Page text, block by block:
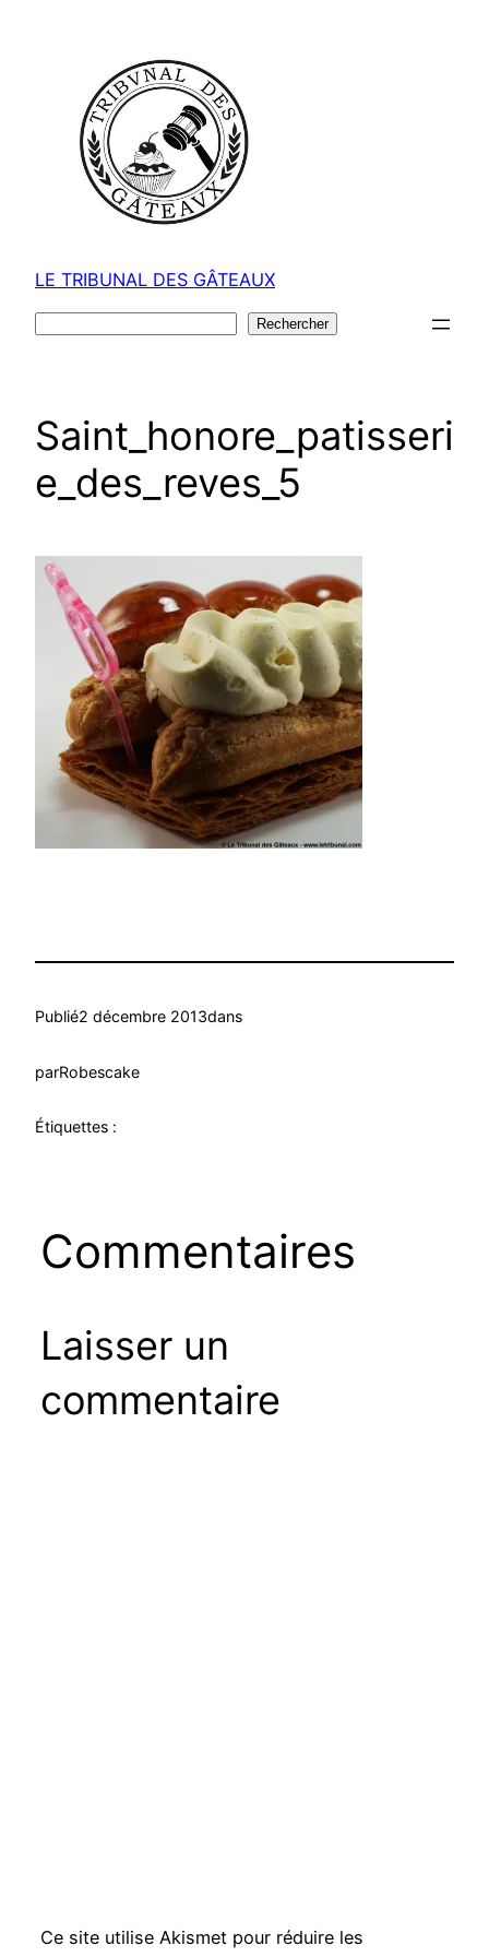
LE TRIBUNAL DES GÂTEAUX
Rechercher
Saint_honore_patisseri
e_des_reves_5
Publié2 décembre 2013dans
parRobescake
Étiquettes :
Commentaires
Laisser un
commentaire
Ce site utilise Akismet pour réduire les